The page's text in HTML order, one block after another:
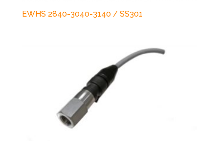
EWHS 2840-3040-3140 / SS301